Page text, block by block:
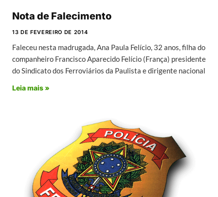
Nota de Falecimento
13 DE FEVEREIRO DE 2014
Faleceu nesta madrugada, Ana Paula Felício, 32 anos, filha do
companheiro Francisco Aparecido Felício (França) presidente
do Sindicato dos Ferroviários da Paulista e dirigente nacional
Leia mais »